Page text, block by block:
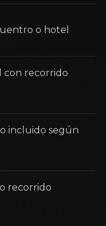
o hotel
con recorrido
incluido según
recorrido